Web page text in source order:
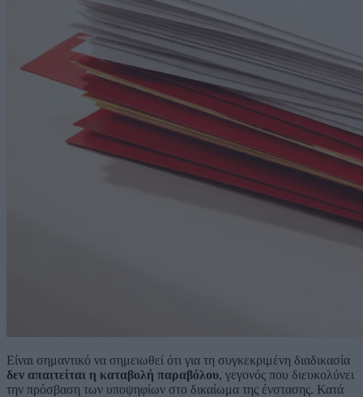
Είναι σημαντικό να σημειωθεί ότι για τη συγκεκριμένη διαδικασία
δεν απαιτείται η καταβολή παραβόλου, γεγονός που διευκολύνει
την πρόσβαση των υποψηφίων στο δικαίωμα της ένστασης. Κατά